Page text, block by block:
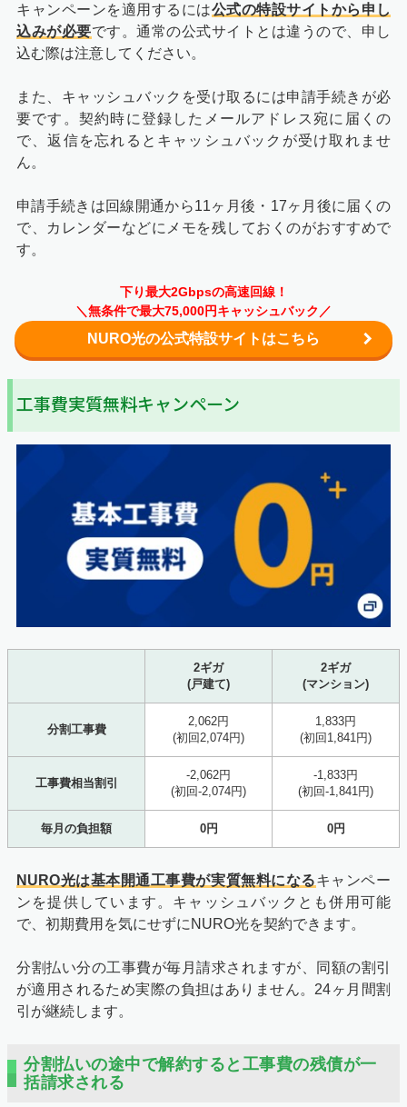
キャンペーンを適用するには公式の特設サイトから申し
込みが必要です。通常の公式サイトとは違うので、申し
込む際は注意してください。
また、キャッシュバックを受け取るには申請手続きが必
要です。契約時に登録したメールアドレス宛に届くの
で、返信を忘れるとキャッシュバックが受け取れませ
ん。
申請手続きは回線開通から11ヶ月後・17ヶ月後に届くの
で、カレンダーなどにメモを残しておくのがおすすめで
す。
下り最大2Gbpsの高速回線！
＼無条件で最大75,000円キャッシュバック／
NURO光の公式特設サイトはこちら
工事費実質無料キャンペーン
2ギガ
(戸建て)
2ギガ
(マンション)
分割工事費
2,062円
(初回2,074円)
1,833円
(初回1,841円)
工事費相当割引
-2,062円
(初回-2,074円)
-1,833円
(初回-1,841円)
毎月の負担額 0円 0円
NURO光は基本開通工事費が実質無料になるキャンペー
ンを提供しています。キャッシュバックとも併用可能
で、初期費用を気にせずにNURO光を契約できます。
分割払い分の工事費が毎月請求されますが、同額の割引
が適用されるため実際の負担はありません。24ヶ月間割
引が継続します。
分割払いの途中で解約すると工事費の残債が一
括請求される